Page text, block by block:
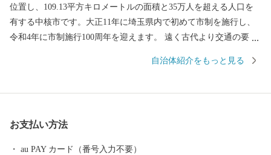
位置し、109.13平方キロメートルの面積と35万人を超える人口を
有する中核市です。大正11年に埼玉県内で初めて市制を施行し、
令和4年に市制施行100周年を迎えます。 遠く古代より交通の要
には桓武平氏の流れをくむ武蔵武士の河越氏が館を構え勢力を伸
ました。江戸時代には江戸の北の守りとともに舟運を利用した物
資の集積地として重要視されました。 川越市は、都心から30キロ
自治体紹介をもっと見る
お支払い方法
au PAY カード（番号入力不要）